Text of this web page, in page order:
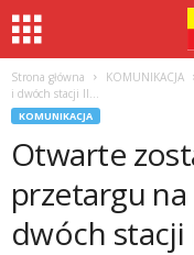
Strona główna KOMUNIKACJA
i dwóch stacji II...
KOMUNIKACJA
Otwarte
przetargu
dwóch